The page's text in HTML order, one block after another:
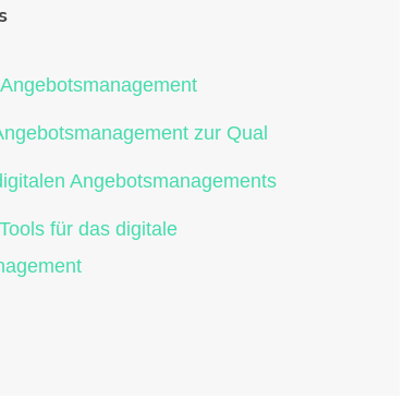
zur Qual
Angebotsmanagements
für das digitale